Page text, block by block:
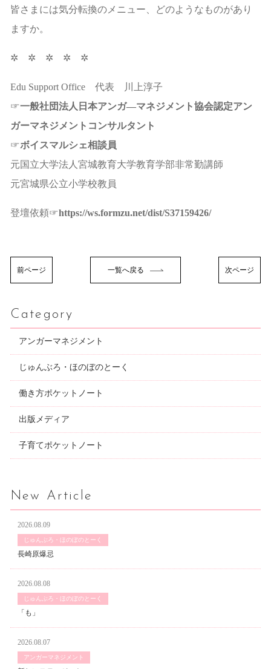
皆さまには気分転換のメニュー、どのようなものがあり
ますか。
✲ ✲ ✲ ✲ ✲
Edu Support Office 代表 川上淳子
☞一般社団法人日本アンガ―マネジメント協会認定アン
ガーマネジメントコンサルタント
☞ボイスマルシェ相談員
元国立大学法人宮城教育大学教育学部非常勤講師
元宮城県公立小学校教員
登壇依頼☞https://ws.formzu.net/dist/S37159426/
前ページ 一覧へ戻る 次ページ
Category
アンガーマネジメント
じゅんぶろ・ほのぼのとーく
働き方ポケットノート
出版メディア
子育てポケットノート
New Article
2026.08.09
じゅんぶろ・ほのぼのとーく
長崎原爆忌
2026.08.08
じゅんぶろ・ほのぼのとーく
「も」
2026.08.07
アンガーマネジメント